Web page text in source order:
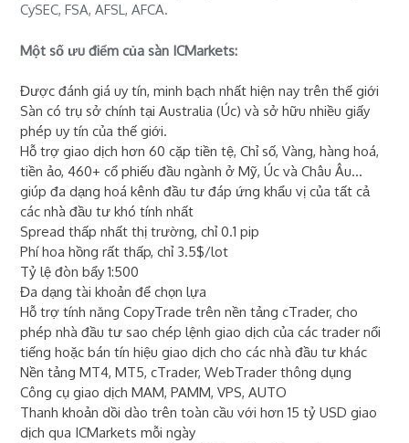
CySEC, FSA, AFSL, AFCA.
Một số ưu điểm của sàn ICMarkets:
Được đánh giá uy tín, minh bạch nhất hiện nay trên thế giới
Sàn có trụ sở chính tại Australia (Úc) và sở hữu nhiều giấy
phép uy tín của thế giới.
Hỗ trợ giao dịch hơn 60 cặp tiền tệ, Chỉ số, Vàng, hàng hoá,
tiền ảo, 460+ cổ phiếu đầu ngành ở Mỹ, Úc và Châu Âu...
giúp đa dạng hoá kênh đầu tư đáp ứng khẩu vị của tất cả
các nhà đầu tư khó tính nhất
Spread thấp nhất thị trường, chỉ 0.1 pip
Phí hoa hồng rất thấp, chỉ 3.5$/lot
Tỷ lệ đòn bẩy 1:500
Đa dạng tài khoản để chọn lựa
Hỗ trợ tính năng CopyTrade trên nền tảng cTrader, cho
phép nhà đầu tư sao chép lệnh giao dịch của các trader nổi
tiếng hoặc bán tín hiệu giao dịch cho các nhà đầu tư khác
Nền tảng MT4, MT5, cTrader, WebTrader thông dụng
Công cụ giao dịch MAM, PAMM, VPS, AUTO
Thanh khoản dồi dào trên toàn cầu với hơn 15 tỷ USD giao
dịch qua ICMarkets mỗi ngày